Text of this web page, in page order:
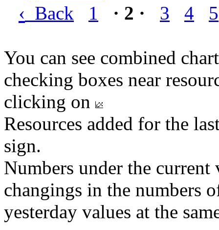
‹ Back 1 · 2 · 3 4 5
You can see combined
checking boxes near
clicking on
Resources added for the
sign.
Numbers under the
changings in the numbers
yesterday values at the